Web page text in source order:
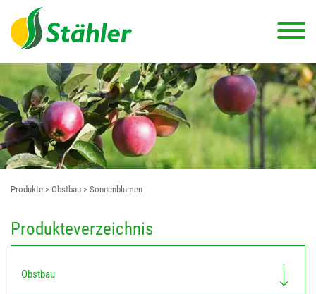
Produkte > Obstbau > Sonnenblumen
Produkteverzeichnis
Obstbau